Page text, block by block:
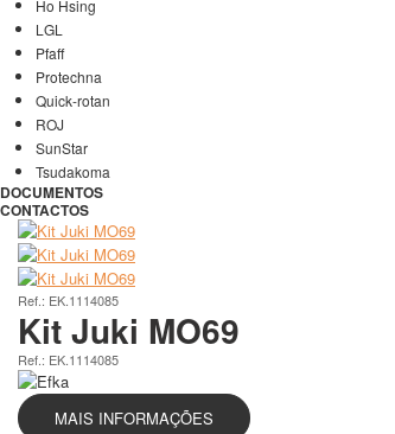
Ho Hsing
LGL
Pfaff
Protechna
Quick-rotan
ROJ
SunStar
Tsudakoma
DOCUMENTOS
CONTACTOS
Ref.: EK.1114085
Kit Juki MO69
Ref.: EK.1114085
MAIS INFORMAÇÕES